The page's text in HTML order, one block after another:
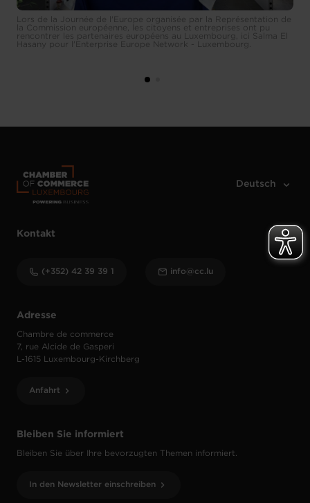
Lors de la Journée de l'Europe organisée par la Représentation de
la Commission européenne, les citoyens et entreprises ont pu
rencontrer les partenaires européens au Luxembourg, ici Salma El
Hasany pour l'Enterprise Europe Network - Luxembourg.
Bleiben Sie informiert
Bleiben Sie über Ihre bevorzugten Themen informiert.
In den Newsletter einschreiben
Adresse
Chambre de commerce
7, rue Alcide de Gasperi
L-1615 Luxembourg-Kirchberg
Anfahrt
Kontakt
(+352) 42 39 39 1 info@cc.lu